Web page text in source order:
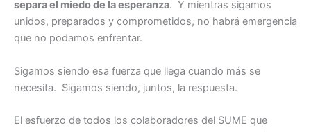
separa el miedo de la esperanza. Y mientras sigamos
unidos, preparados y comprometidos, no habrá emergencia
que no podamos enfrentar.
Sigamos siendo esa fuerza que llega cuando más se
necesita. Sigamos siendo, juntos, la respuesta.
El esfuerzo de todos los colaboradores del SUME que